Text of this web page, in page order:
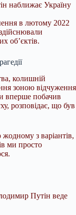
наближає Україну
в лютому 2022
об’єктів.
колишній
зоною відчуження
вперше побачив
розповідає, що був
з варіантів,
ми просто
Путін веде